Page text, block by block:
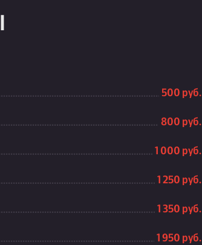
500 руб.
800 руб.
1 000 руб.
1 250 руб.
1 350 руб.
1 950 руб.